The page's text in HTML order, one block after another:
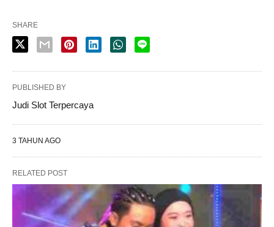
SHARE
PUBLISHED BY
Judi Slot Terpercaya
3 TAHUN AGO
RELATED POST